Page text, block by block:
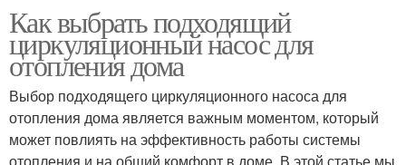
Как выбрать подходящий
циркуляционный насос для
отопления дома
Выбор подходящего циркуляционного насоса для
отопления дома является важным моментом, который
может повлиять на эффективность работы системы
отопления и на общий комфорт в доме. В этой статье мы